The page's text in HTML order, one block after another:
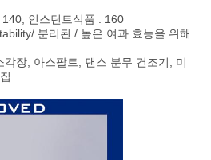
인스턴트식품 : 160
.분리된 / 높은 여과 효능을 위해
장, 아스팔트, 댄스 분무 건조기, 미
.